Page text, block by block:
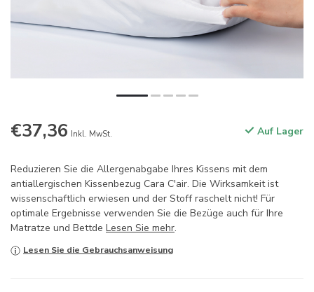
€37,36 Inkl. MwSt. Auf Lager
Reduzieren Sie die Allergenabgabe Ihres Kissens mit dem
antiallergischen Kissenbezug Cara C'air. Die Wirksamkeit ist
wissenschaftlich erwiesen und der Stoff raschelt nicht! Für
optimale Ergebnisse verwenden Sie die Bezüge auch für Ihre
Matratze und Bettde Lesen Sie mehr.
Lesen Sie die Gebrauchsanweisung